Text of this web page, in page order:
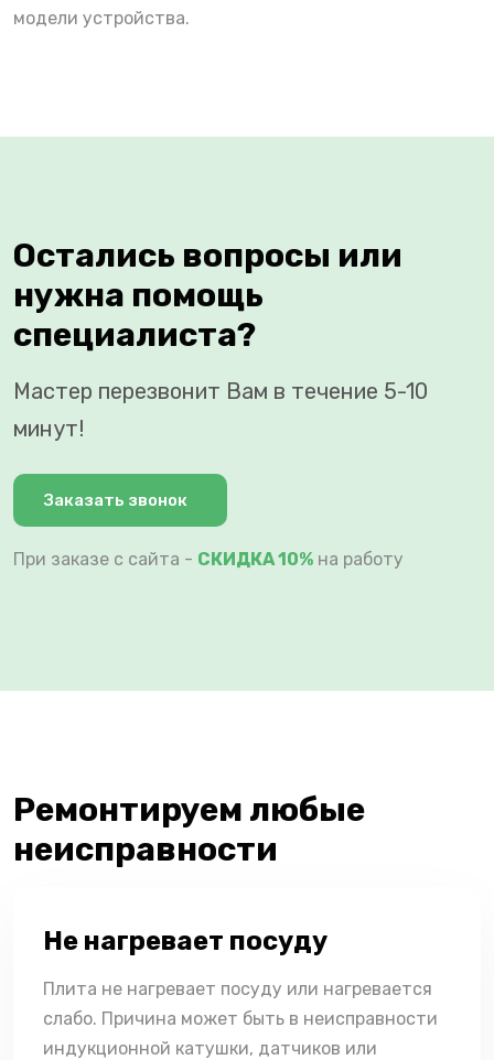
модели устройства.
Остались вопросы или
нужна помощь
специалиста?
Мастер перезвонит Вам в течение 5-10
минут!
Заказать звонок
При заказе с сайта - СКИДКА 10% на работу
Ремонтируем любые
неисправности
Не нагревает посуду
Плита не нагревает посуду или нагревается
слабо. Причина может быть в неисправности
индукционной катушки, датчиков или